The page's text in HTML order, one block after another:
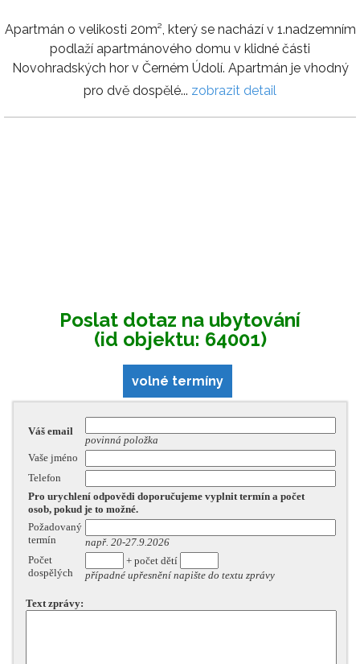
Apartmán o velikosti 20m², který se nachází v 1.nadzemním
podlaží apartmánového domu v klidné části
Novohradských hor v Černém Údolí. Apartmán je vhodný
pro dvě dospělé... zobrazit detail
Poslat dotaz na ubytování
(id objektu: 64001)
volné termíny